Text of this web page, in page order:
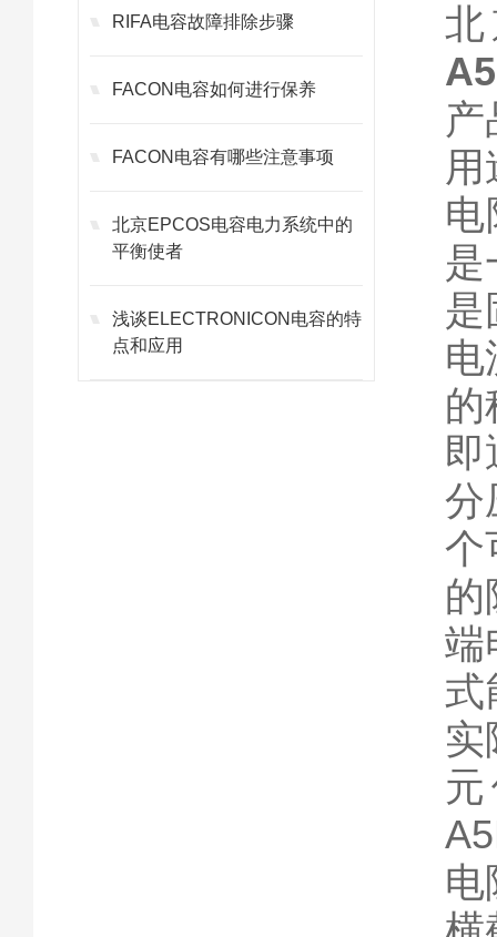
RIFA电容故障排除步骤
FACON电容如何进行保养
FACON电容有哪些注意事项
北京EPCOS电容电力系统中的
平衡使者
浅谈ELECTRONICON电容的特
点和应用
电
是
是
电
的
即
分
个
的
端
式
实
电